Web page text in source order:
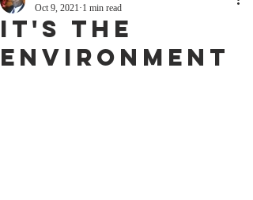
It's The
Environment
Oct 9, 2021 1 min read